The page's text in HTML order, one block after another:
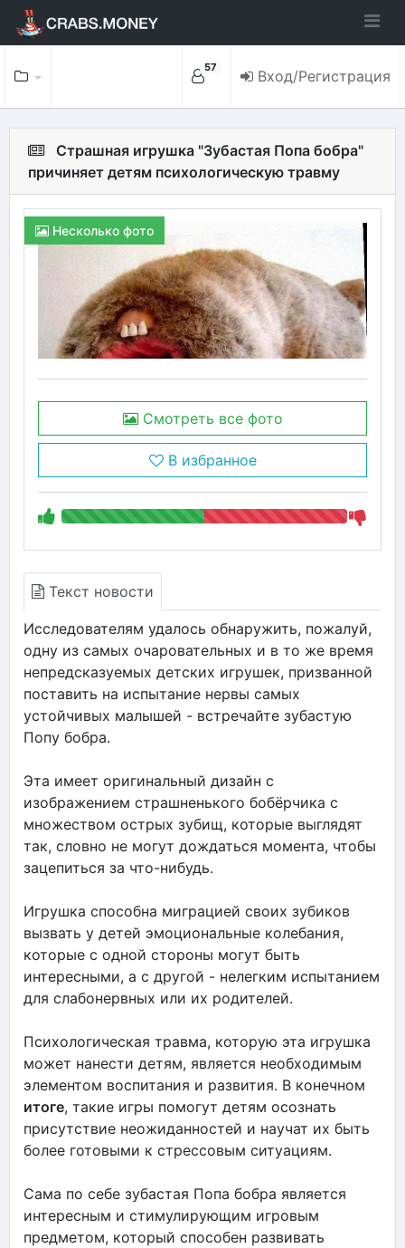
57 Вход/Регистрация
Страшная игрушка "Зубастая Попа бобра"
причиняет детям психологическую травму
Несколько фото
Смотреть все фото
В избранное
Текст новости
Исследователям удалось обнаружить, пожалуй,
одну из самых очаровательных и в то же время
непредсказуемых детских игрушек, призванной
поставить на испытание нервы самых
устойчивых малышей - встречайте зубастую
Попу бобра.
Эта имеет оригинальный дизайн с
изображением страшненького бобёрчика с
множеством острых зубищ, которые выглядят
так, словно не могут дождаться момента, чтобы
зацепиться за что-нибудь.
Игрушка способна миграцией своих зубиков
вызвать у детей эмоциональные колебания,
которые с одной стороны могут быть
интересными, а с другой - нелегким испытанием
для слабонервных или их родителей.
Психологическая травма, которую эта игрушка
может нанести детям, является необходимым
элементом воспитания и развития. В конечном
итоге, такие игры помогут детям осознать
присутствие неожиданностей и научат их быть
более готовыми к стрессовым ситуациям.
Сама по себе зубастая Попа бобра является
интересным и стимулирующим игровым
предметом, который способен развивать